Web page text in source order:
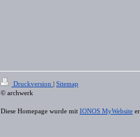
Druckversion
Sitemap
© archwerk
Diese Homepage wurde mit IONOS MyWebsite